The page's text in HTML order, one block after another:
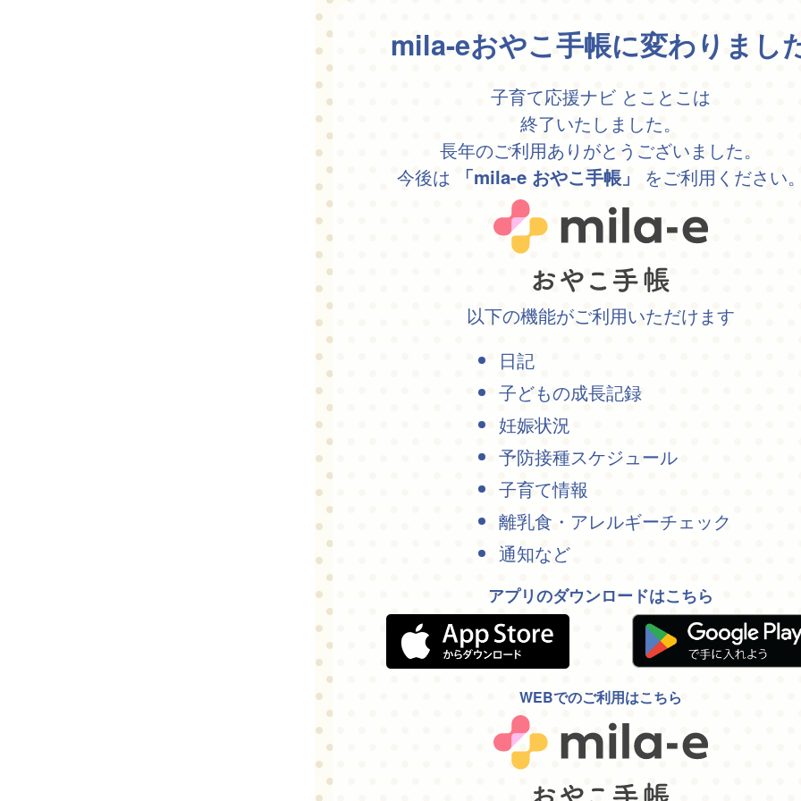
mila-eおやこ手帳に変わりまし
子育て応援ナビ とことこは
終了いたしました。
長年のご利用ありがとうございました。
今後は
「mila-e おやこ手帳」 をご利用ください
以下の機能がご利用いただけます
日記
子どもの成長記録
妊娠状況
予防接種スケジュール
子育て情報
離乳食・アレルギーチェック
通知など
アプリのダウンロードはこちら
WEBでのご利用はこちら